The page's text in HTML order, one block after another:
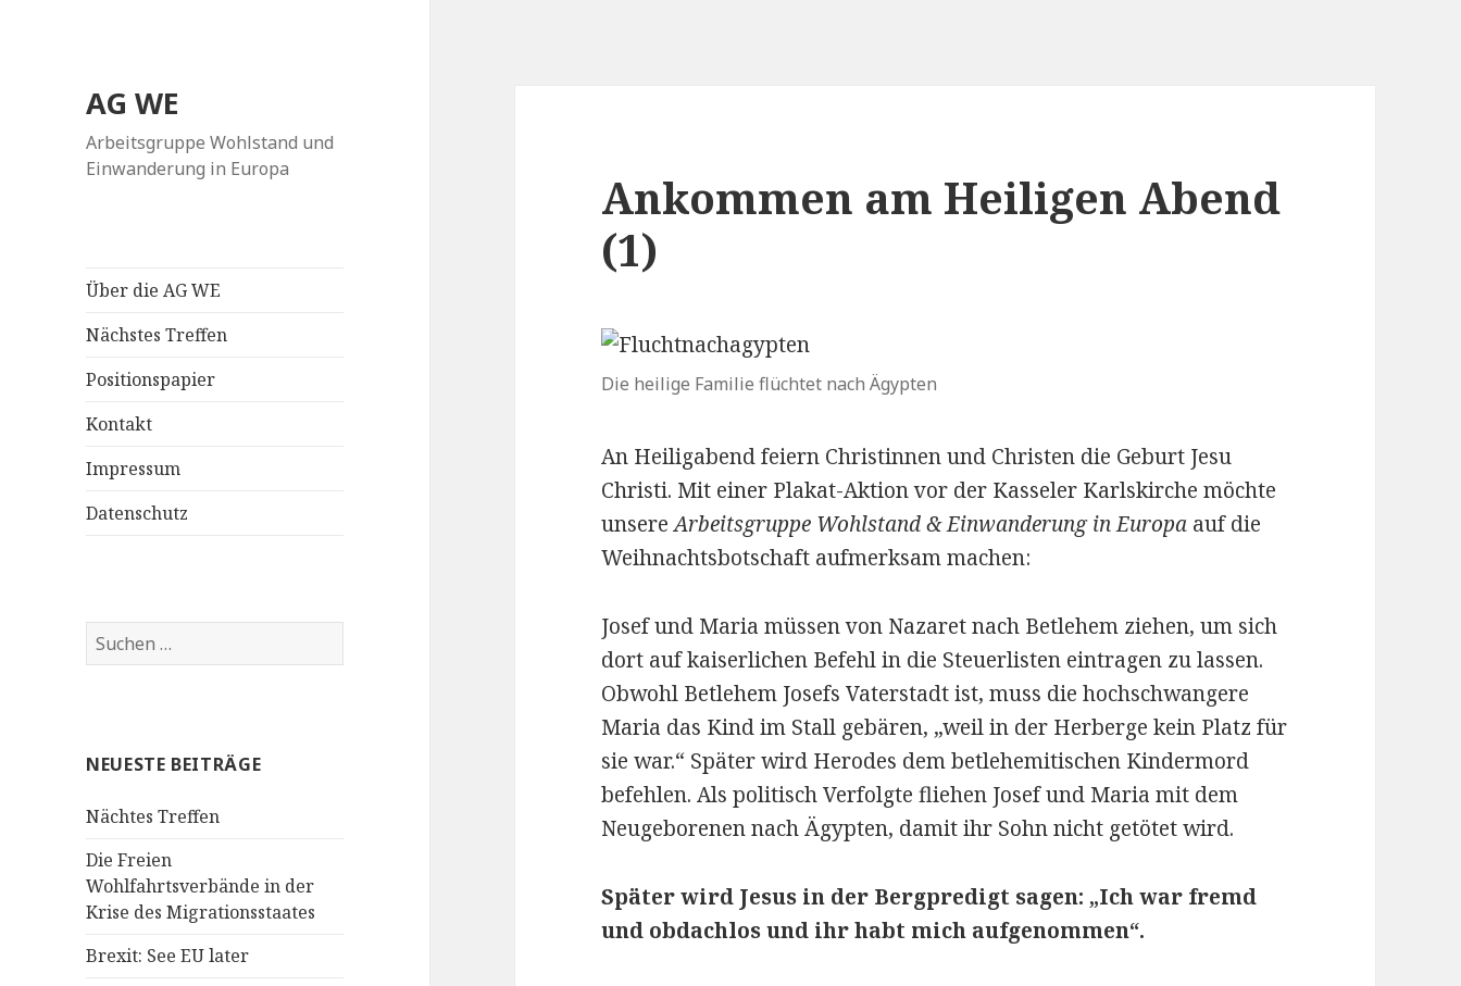
AG WE
Arbeitsgruppe Wohlstand und
Einwanderung in Europa
Über die AG WE
Nächstes Treffen
Positionspapier
Kontakt
Impressum
Datenschutz
S
u
n
a
h
:
NEUESTE BEITRÄGE
Nächtes Treffen
Die Freien
Wohlfahrtsverbände in der
Krise des Migrationsstaates
Brexit: See EU later
Ankommen am Heiligen Abend
(1)
Die heilige Familie flüchtet nach Ägypten
An Heiligabend feiern Christinnen und Christen die Geburt Jesu
Christi. Mit einer Plakat-Aktion vor der Kasseler Karlskirche möchte
unsereArbeitsgruppe Wohlstand & Einwanderung in Europa auf die
Weihnachtsbotschaft aufmerksam machen:
Josef und Maria müssen von Nazaret nach Betlehem ziehen, um sich
dort auf kaiserlichen Befehl in die Steuerlisten eintragen zu lassen.
Obwohl Betlehem Josefs Vaterstadt ist, muss die hochschwangere
Maria das Kind im Stall gebären, „weil in der Herberge kein Platz für
sie war.“ Später wird Herodes dem betlehemitischen Kindermord
befehlen. Als politisch Verfolgte fliehen Josef und Maria mit dem
Neugeborenen nach Ägypten, damit ihr Sohn nicht getötet wird.
Später wird Jesus in der Bergpredigt sagen: „Ich war fremd
und obdachlos und ihr habt mich aufgenommen“.